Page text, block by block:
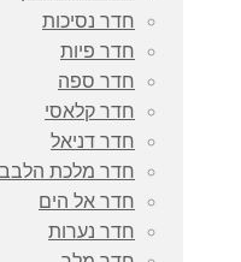
חדר נסיכות
חדר פיות
חדר ספה
חדר קלאסי
חדר דניאל
חדר מלכת
חדר אל הים
חדר נערות